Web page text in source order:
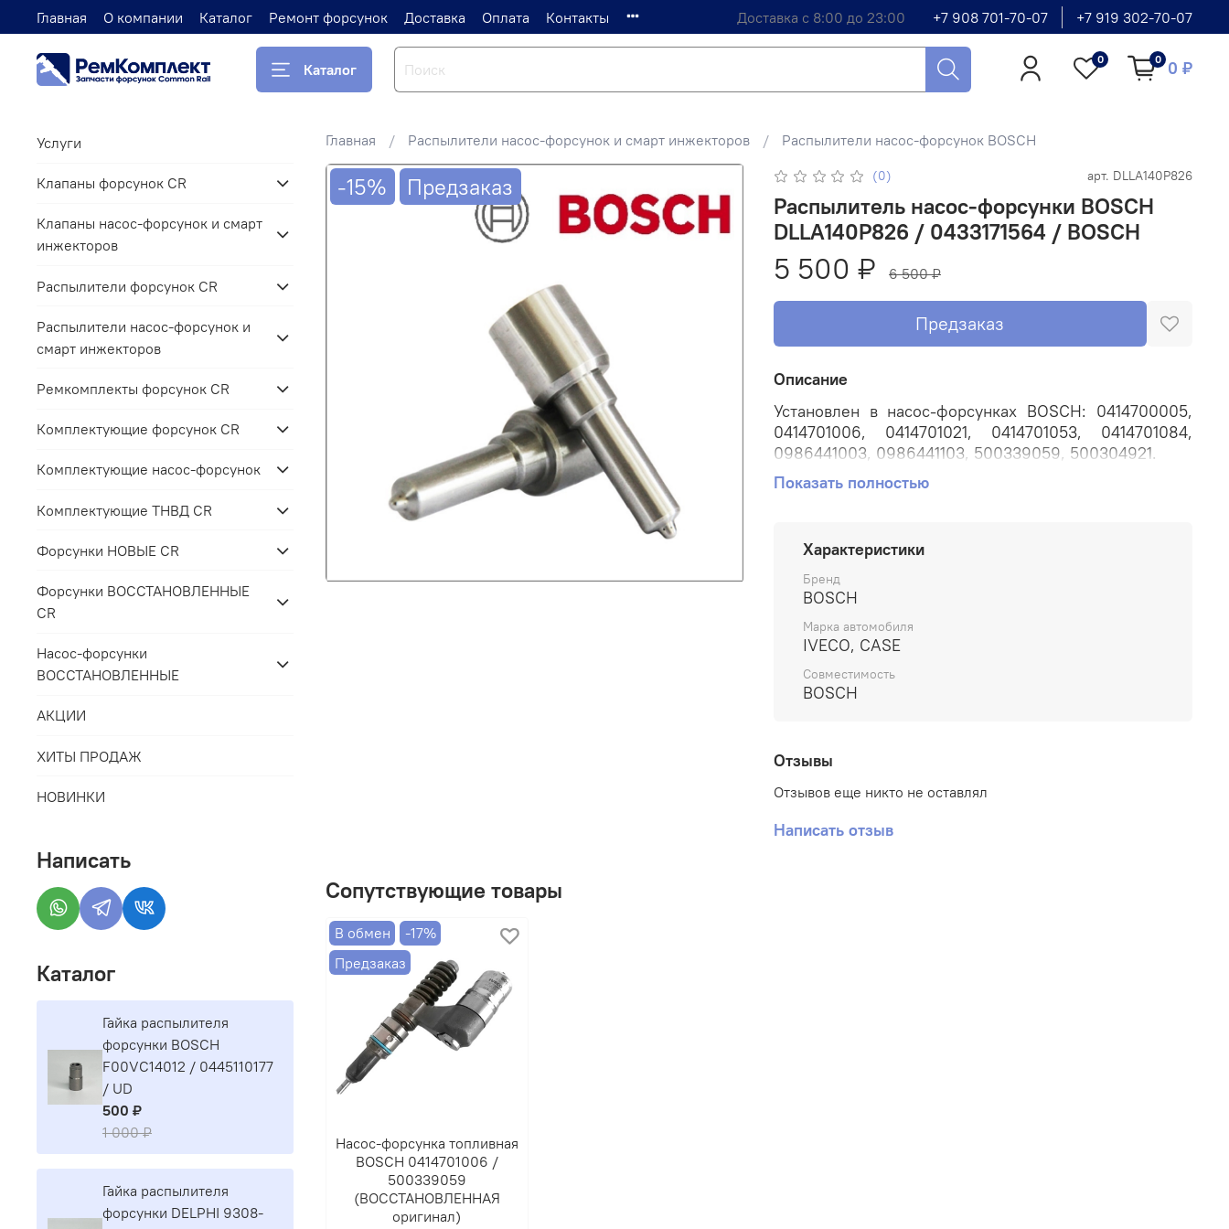
Главная О компании Каталог Ремонт форсунок Доставка Оплата Контакты Доставка с 8:00 до 23:00 +7 908 701-70-07 +7 919 302-70-07
Каталог
0 0 0 ₽
Главная Распылители насос-форсунок и смарт инжекторов Распылители насос-форсунок BOSCH
-15% Предзаказ (0) арт. DLLA140P826
Распылитель насос-форсунки BOSCH
DLLA140P826 / 0433171564 / BOSCH
5 500 ₽ 6 500 ₽
Предзаказ
Описание
Установлен в насос-форсунках BOSCH: 0414700005,
0414701006, 0414701021, 0414701053, 0414701084,
0986441003, 0986441103, 500339059, 500304921.
Применяется на автомобилях: IVECO Eurostar,
сельскохозяйственная техника CASE.
Артикул: DLLA140P826.
Номера аналогов: 0433171564, A-02-127-00-00-02,
Производитель: BOSCH.
Показать полностью
Характеристики
Бренд
BOSCH
Марка автомобиля
IVECO, CASE
Совместимость
BOSCH
Отзывы
Отзывов еще никто не оставлял
Написать отзыв
Сопутствующие товары
В обмен
-17%
Предзаказ
Насос-форсунка топливная
BOSCH 0414701006 /
500339059
(ВОССТАНОВЛЕННАЯ
оригинал)
Услуги
Клапаны форсунок CR
Клапаны насос-форсунок и смарт
инжекторов
Распылители форсунок CR
Распылители насос-форсунок и
смарт инжекторов
Ремкомплекты форсунок CR
Комплектующие форсунок CR
Комплектующие насос-форсунок
Комплектующие ТНВД CR
Форсунки НОВЫЕ CR
Форсунки ВОССТАНОВЛЕННЫЕ
CR
Насос-форсунки
ВОССТАНОВЛЕННЫЕ
АКЦИИ
ХИТЫ ПРОДАЖ
НОВИНКИ
Написать
Каталог
Гайка распылителя
форсунки BOSCH
F00VC14012 / 0445110177
/ UD
500 ₽
1 000 ₽
Гайка распылителя
форсунки DELPHI 9308-